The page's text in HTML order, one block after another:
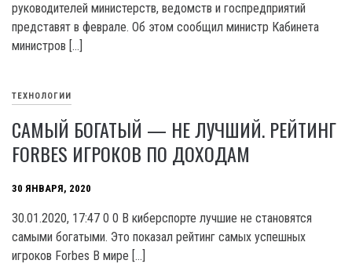
руководителей министерств, ведомств и госпредприятий
представят в феврале. Об этом сообщил министр Кабинета
министров […]
ТЕХНОЛОГИИ
САМЫЙ БОГАТЫЙ — НЕ ЛУЧШИЙ. РЕЙТИНГ
FORBES ИГРОКОВ ПО ДОХОДАМ
30 ЯНВАРЯ, 2020
30.01.2020, 17:47 0 0 В киберспорте лучшие не становятся
самыми богатыми. Это показал рейтинг самых успешных
игроков Forbes В мире […]